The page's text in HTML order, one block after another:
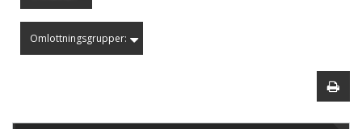
Omlottningsgrupper: